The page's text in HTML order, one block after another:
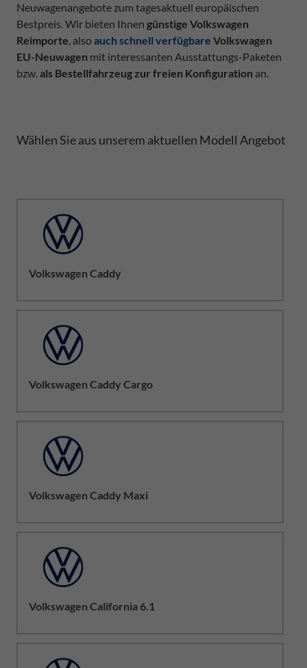
Neuwagenangebote zum tagesaktuell europäischen
Bestpreis. Wir bieten Ihnen günstige Volkswagen
Reimporte, also auch schnell verfügbare Volkswagen
EU-Neuwagen mit interessanten Ausstattungs-Paketen
bzw.als Bestellfahrzeug zur freien Konfiguration an.
Wählen Sie aus unserem aktuellen Modell Angebot
Volkswagen Caddy
Volkswagen Caddy Cargo
Volkswagen Caddy Maxi
Volkswagen California 6.1